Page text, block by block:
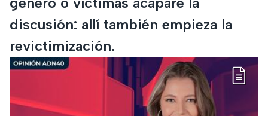
discusión: allí también empieza la
revictimización.